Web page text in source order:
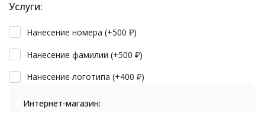
Услуги:
Нанесение номера (+500 ₽)
Нанесение фамилии (+500 ₽)
Нанесение логотипа (+400 ₽)
Интернет-магазин: